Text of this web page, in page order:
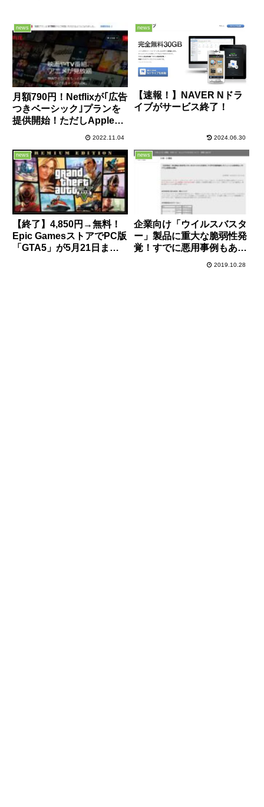
news
月額790円！Netflixが｢広告
つきベーシック｣プランを
提供開始！ただしApple
2022.11.04
news
【速報！】NAVER Nドラ
イブがサービス終了！
2024.06.30
news
【終了】4,850円→無料！
Epic GamesストアでPC版
「GTA5」が5月21日まで
news
企業向け「ウイルスバスタ
ー」製品に重大な脆弱性発
覚！すでに悪用事例もあ
2019.10.28